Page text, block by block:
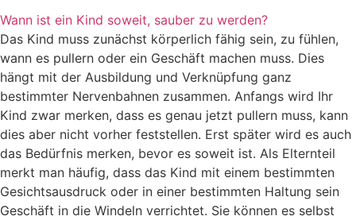
Wann ist ein Kind soweit, sauber zu werden?
Das Kind muss zunächst körperlich fähig sein, zu fühlen,
wann es pullern oder ein Geschäft machen muss. Dies
hängt mit der Ausbildung und Verknüpfung ganz
bestimmter Nervenbahnen zusammen. Anfangs wird Ihr
Kind zwar merken, dass es genau jetzt pullern muss, kann
dies aber nicht vorher feststellen. Erst später wird es auch
das Bedürfnis merken, bevor es soweit ist. Als Elternteil
merkt man häufig, dass das Kind mit einem bestimmten
Gesichtsausdruck oder in einer bestimmten Haltung sein
Geschäft in die Windeln verrichtet. Sie können es selbst